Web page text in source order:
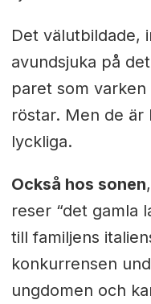
Det välutbildade,
avundsjuka på
paret som
röstar. Men de är
lyckliga.
Också hos sonen
reser “det gamla
till familjens
konkurrensen
ungdomen och